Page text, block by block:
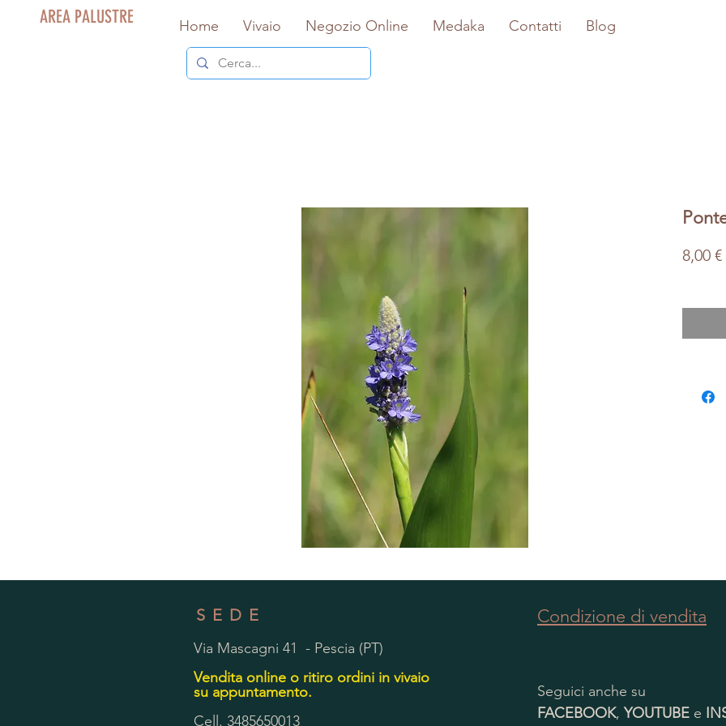
AREA PALUSTRE Home Vivaio Negozio Online Medaka Contatti Blog
8,00 €
SEDE
Via Mascagni 41 - Pescia (PT)
Vendita online o ritiro ordini in vivaio
su appuntamento.
Cell. 3485650013
Condizione di vendita
Seguici anche su
FACEBOOK,YOUTUBE e